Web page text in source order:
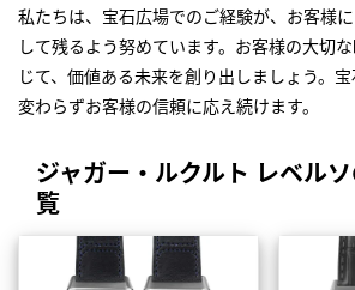
私たちは、宝石広場でのご経験が、お客様
して残るよう努めています。お客様の大切
じて、価値ある未来を創り出しましょう。
変わらずお客様の信頼に応え続けます。
ジャガー・ルクルト レベル
覧